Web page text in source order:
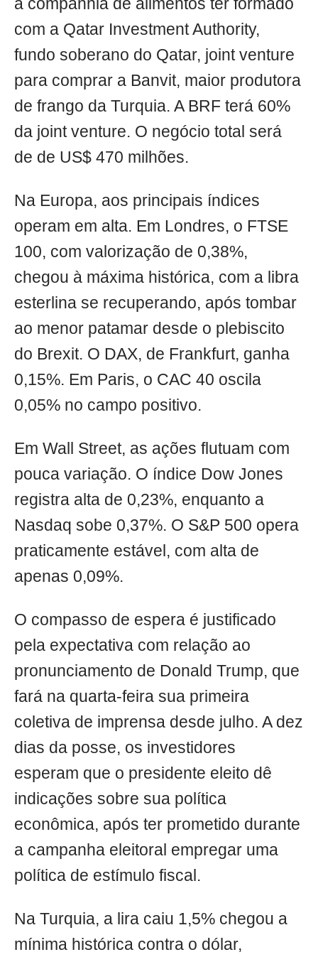
a companhia de alimentos ter formado
com a Qatar Investment Authority,
fundo soberano do Qatar, joint venture
para comprar a Banvit, maior produtora
de frango da Turquia. A BRF terá 60%
da joint venture. O negócio total será
de de US$ 470 milhões.
Na Europa, aos principais índices
operam em alta. Em Londres, o FTSE
100, com valorização de 0,38%,
chegou à máxima histórica, com a libra
esterlina se recuperando, após tombar
ao menor patamar desde o plebiscito
do Brexit. O DAX, de Frankfurt, ganha
0,15%. Em Paris, o CAC 40 oscila
0,05% no campo positivo.
Em Wall Street, as ações flutuam com
pouca variação. O índice Dow Jones
registra alta de 0,23%, enquanto a
Nasdaq sobe 0,37%. O S&P 500 opera
praticamente estável, com alta de
apenas 0,09%.
O compasso de espera é justificado
pela expectativa com relação ao
pronunciamento de Donald Trump, que
fará na quarta-feira sua primeira
coletiva de imprensa desde julho. A dez
dias da posse, os investidores
esperam que o presidente eleito dê
indicações sobre sua política
econômica, após ter prometido durante
a campanha eleitoral empregar uma
política de estímulo fiscal.
Na Turquia, a lira caiu 1,5% chegou a
mínima histórica contra o dólar,